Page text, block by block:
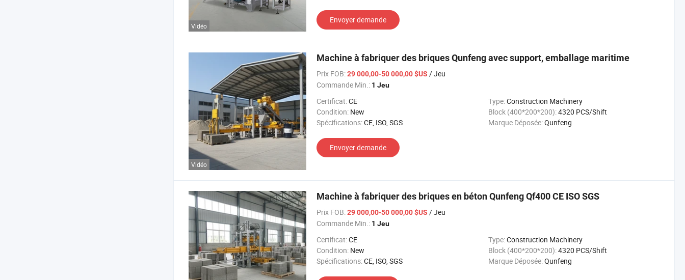
Vidéo
Envoyer demande
Vidéo
Machine à fabriquer des briques Qunfeng avec support, emballage maritime
Prix FOB:29 000,00-50 000,00 $US / Jeu
Commande Min.: 1 Jeu
Certificat:CE Type:Construction Machinery
Condition: New Block (400*200*200):4320 PCS/Shift
Spécifications:CE, ISO, SGS Marque Déposée:Qunfeng
Envoyer demande
Machine à fabriquer des briques en béton Qunfeng Qf400 CE ISO SGS
Prix FOB:29 000,00-50 000,00 $US / Jeu
Commande Min.: 1 Jeu
Certificat:CE Type:Construction Machinery
Condition: New Block (400*200*200):4320 PCS/Shift
Spécifications:CE, ISO, SGS Marque Déposée:Qunfeng